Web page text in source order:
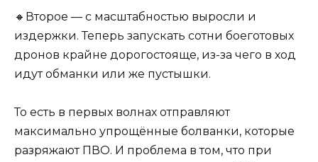
🔸Второе — с масштабностью выросли и
издержки. Теперь запускать сотни боеготовых
дронов крайне дорогостояще, из-за чего в ход
идут обманки или же пустышки.
То есть в первых волнах отправляют
максимально упрощённые болванки, которые
разряжают ПВО. И проблема в том, что при